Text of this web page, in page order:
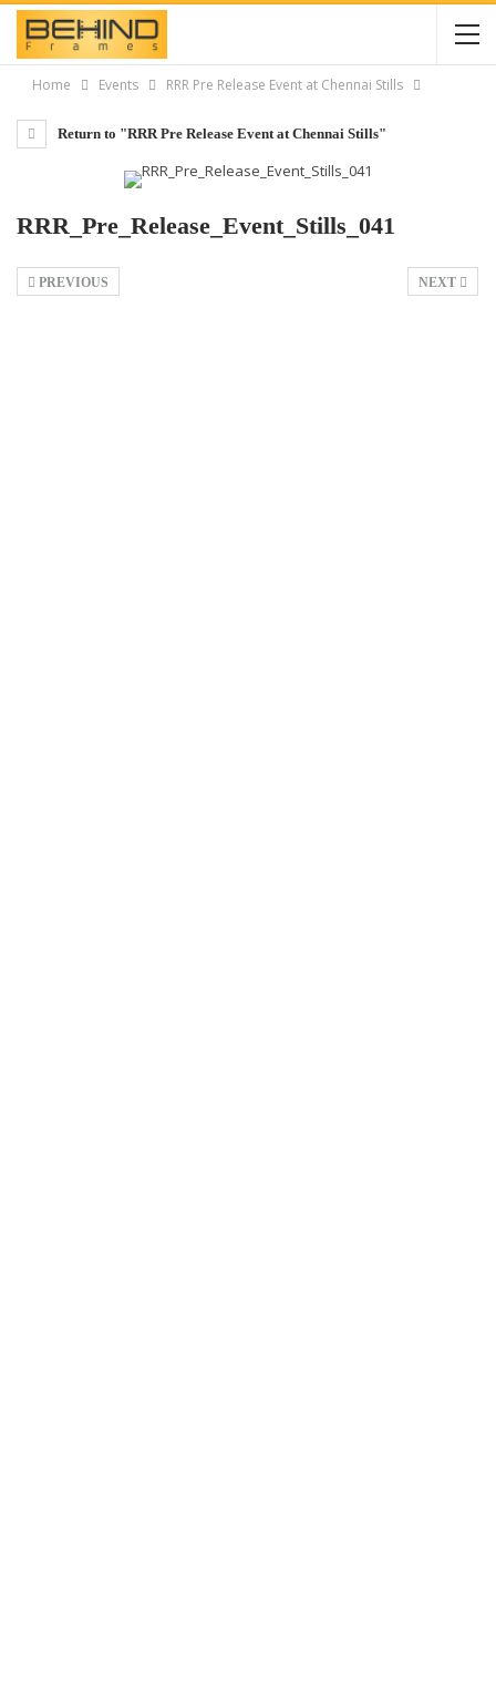
Home Events RRR Pre Release Event at Chennai Stills
Return to "RRR Pre Release Event at Chennai Stills"
RRR_Pre_Release_Event_Stills_041
NEXT
PREVIOUS